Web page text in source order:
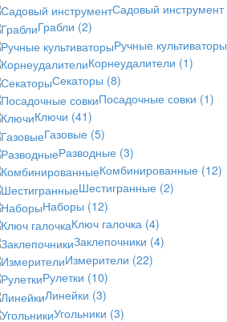
Садовый инструмент
Грабли (2)
Ручные культиваторы
Корнеудалители (1)
Секаторы (8)
Посадочные совки (1)
Ключи (41)
Газовые (5)
Разводные (3)
Комбинированные (12)
Шестигранные (2)
Наборы (12)
Ключ галочка (4)
Заклепочники (4)
Измерители (22)
Рулетки (10)
Линейки (3)
Угольники (3)